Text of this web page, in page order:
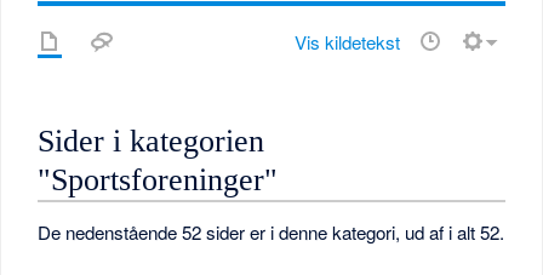
Vis kildetekst
Sider i kategorien
"Sportsforeninger"
De nedenstående 52 sider er i denne kategori, ud af i alt 52.